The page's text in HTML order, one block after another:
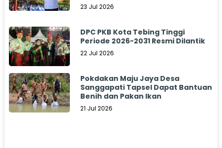
23 Jul 2026
DPC PKB Kota Tebing Tinggi
Periode 2026-2031 Resmi Dilantik
22 Jul 2026
Pokdakan Maju Jaya Desa
Sanggapati Tapsel Dapat Bantuan
Benih dan Pakan Ikan
21 Jul 2026